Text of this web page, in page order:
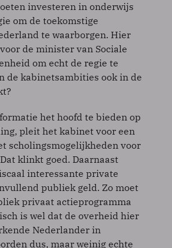
investeren in onderwijs
om de toekomstige
te waarborgen. Hier
de minister van Sociale
om echt de regie te
de kabinetsambities ook in de
het hoofd te bieden op
pleit het kabinet voor een
scholingsmogelijkheden voor
klinkt goed. Daarnaast
interessante private
publiek geld. Zo moet
privaat actieprogramma
is wel dat de overheid hier
Nederlander in
dus, maar weinig echte